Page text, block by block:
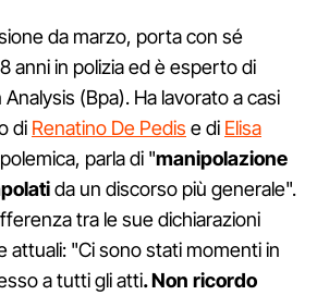
da marzo, porta con sé
anni in polizia ed è esperto di
(Bpa). Ha lavorato a casi
di Renatino De Pedis e di Elisa
parla di "manipolazione
da un discorso più generale".
tra le sue dichiarazioni
attuali: "Ci sono stati momenti in
a tutti gli atti. Non ricordo